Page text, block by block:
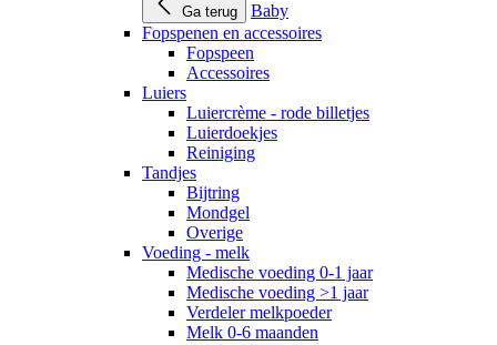
Ga terug
Baby
Fopspenen en accessoires
Fopspeen
Accessoires
Luiers
Luiercrème - rode billetjes
Luierdoekjes
Reiniging
Tandjes
Bijtring
Mondgel
Overige
Voeding - melk
Medische voeding 0-1 jaar
Medische voeding >1 jaar
Verdeler melkpoeder
Melk 0-6 maanden